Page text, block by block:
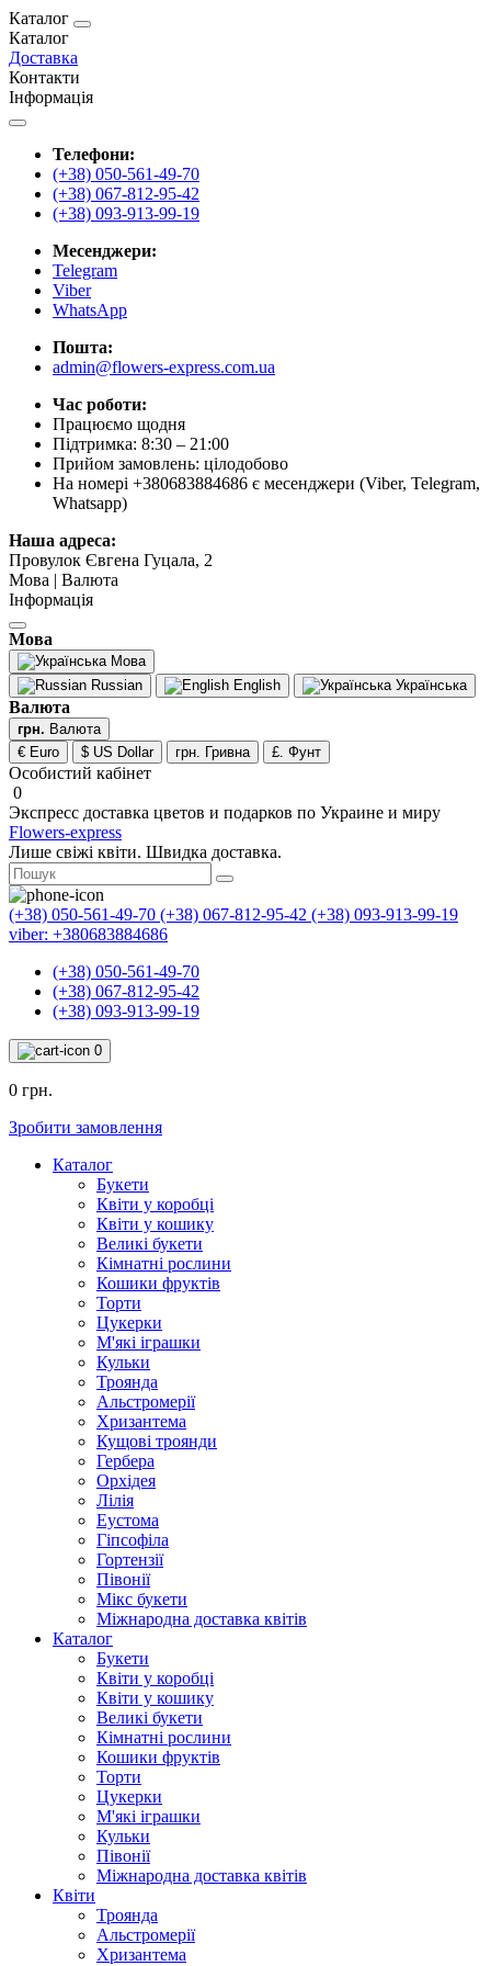
Каталог
Каталог
Доставка
Контакти
Інформація
Телефони:
(+38) 050-561-49-70
(+38) 067-812-95-42
(+38) 093-913-99-19
Месенджери:
Telegram
Viber
WhatsApp
Пошта:
admin@flowers-express.com.ua
Час роботи:
Працюємо щодня
Підтримка: 8:30 – 21:00
Прийом замовлень: цілодобово
На номері +380683884686 є месенджери (Viber, Telegram,
Whatsapp)
Наша адреса:
Провулок Євгена Гуцала, 2
Мова | Валюта
Інформація
Мова
Мова
Russian
English Українська
Валюта
грн. Валюта
€ Euro
$ US Dollar грн. Гривна £. Фунт
Особистий кабінет
0
Экспресс доставка цветов и подарков по Украине и миру
Flowers-express
Лише свіжі квіти. Швидка доставка.
(+38) 050-561-49-70 (+38) 067-812-95-42 (+38) 093-913-99-19
viber: +380683884686
(+38) 050-561-49-70
(+38) 067-812-95-42
(+38) 093-913-99-19
0
0 грн.
Зробити замовлення
Каталог
Букети
Квіти у коробці
Квіти у кошику
Великі букети
Кімнатні рослини
Кошики фруктів
Торти
Цукерки
М'які іграшки
Кульки
Троянда
Альстромерії
Хризантема
Кущові троянди
Гербера
Орхідея
Лілія
Еустома
Гіпсофіла
Гортензії
Півонії
Мікс букети
Міжнародна доставка квітів
Каталог
Букети
Квіти у коробці
Квіти у кошику
Великі букети
Кімнатні рослини
Кошики фруктів
Торти
Цукерки
М'які іграшки
Кульки
Півонії
Міжнародна доставка квітів
Квіти
Троянда
Альстромерії
Хризантема